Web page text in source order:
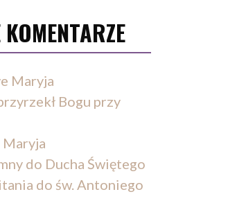
KOMENTARZE
Maryja
Bogu przy
Maryja
do Ducha Świętego
do św. Antoniego